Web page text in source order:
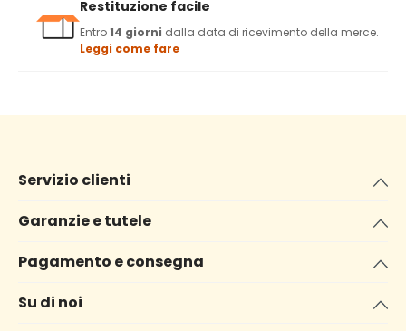
Restituzione facile
Entro14 giorni dalla data di ricevimento della merce.
Leggi come fare
Servizio clienti
Garanzie e tutele
Pagamento e consegna
Su di noi